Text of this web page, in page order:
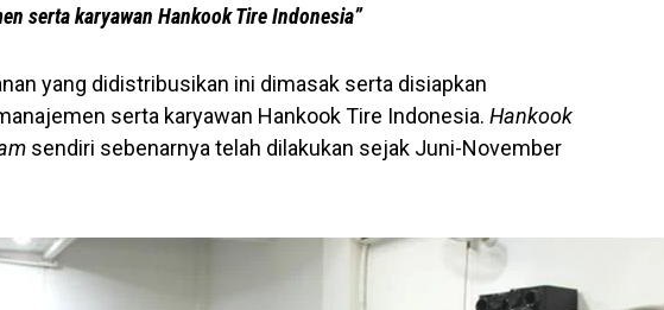
serta karyawan Hankook Tire Indonesia”
yang didistribusikan ini dimasak serta disiapkan
serta karyawan Hankook Tire Indonesia. Hankook
sendiri sebenarnya telah dilakukan sejak Juni-November